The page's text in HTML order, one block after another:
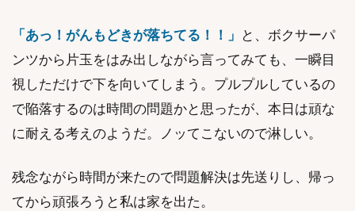
「あっ！がんもどきが落ちてる！！」 と、ボクサーパ
ンツから片玉をはみ出しながら言ってみても、一瞬目
視しただけで下を向いてしまう。プルプルしているの
で陥落するのは時間の問題かと思ったが、本日は頑な
に耐える考えのようだ。ノッてこないので淋しい。
残念ながら時間が来たので問題解決は先送りし、帰っ
てから頑張ろうと私は家を出た。